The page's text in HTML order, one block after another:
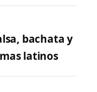
bachata y
latinos